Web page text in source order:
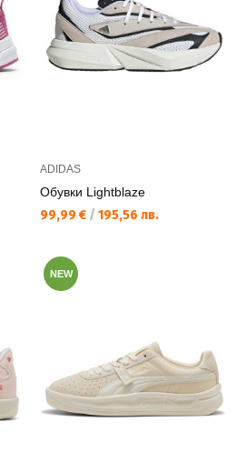
ADIDAS
Обувки Lightblaze
Текуща цена:
99,99 € / 195,56 лв.
NEW